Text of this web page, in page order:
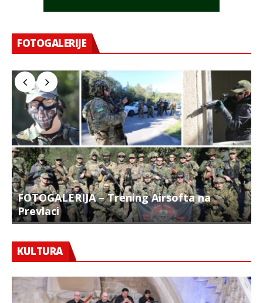
FOTOGALERIJE
FOTOGALERIJA – Trening Airsofta na
Prevlaci
KULTURA